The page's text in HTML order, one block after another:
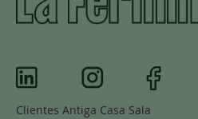
Clientes Antiga Casa Sala